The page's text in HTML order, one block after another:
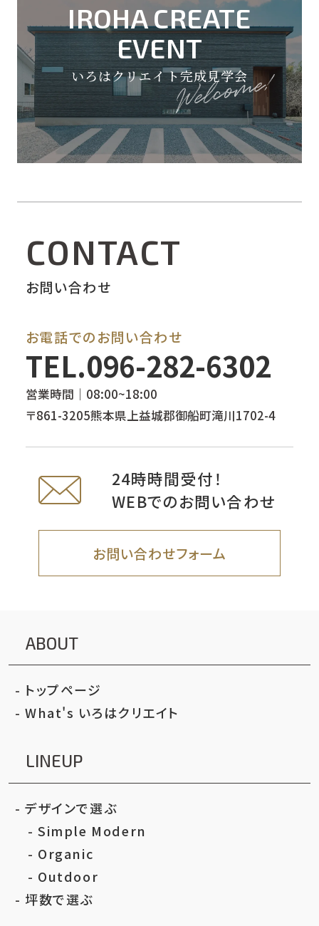
IROHA CREATE
EVENT
いろはクリエイト完成見学会
CONTACT
お問い合わせ
お電話でのお問い合わせ
TEL.096-282-6302
営業時間｜08:00~18:00
〒861-3205熊本県上益城郡御船町滝川1702-4
24時時間受付！
WEBでのお問い合わせ
お問い合わせフォーム
ABOUT
トップページ
What's いろはクリエイト
LINEUP
デザインで選ぶ
Simple Modern
Organic
Outdoor
坪数で選ぶ